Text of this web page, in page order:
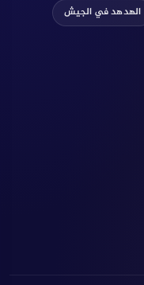
الهدهد في الجيش